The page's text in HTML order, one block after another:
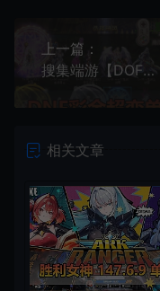
上一篇：
搜集端游【DOF】彩金超变版超多单件时装总计5W+职业五合一体验刺客影舞者网游单机GM后台
相关文章